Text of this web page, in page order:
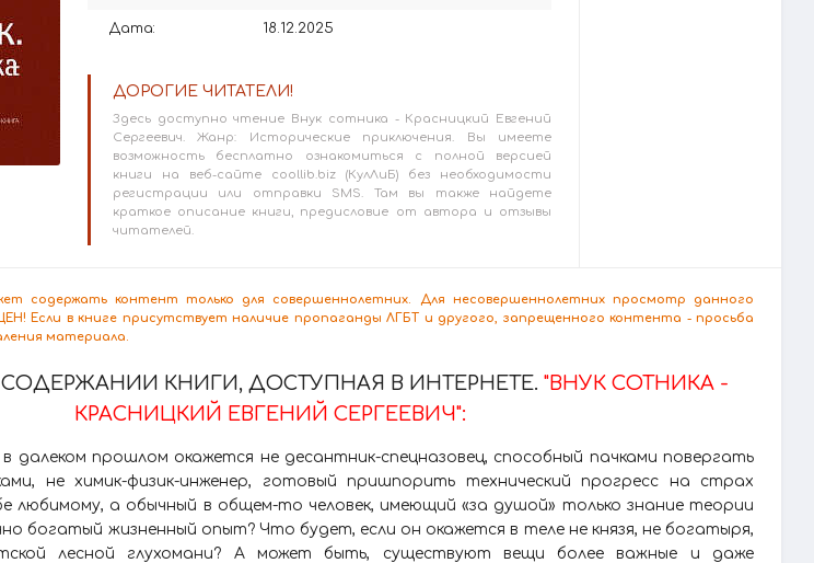
Дата: 18.12.2025
ДОРОГИЕ ЧИТАТЕЛИ!
Здесь доступно чтение Внук сотника - Красницкий Евгений
Сергеевич. Жанр: Исторические приключения. Вы имеете
возможность бесплатно ознакомиться с полной версией
книги на веб-сайте coollib.biz (КулЛиБ) без необходимости
регистрации или отправки SMS. Там вы также найдете
краткое описание книги, предисловие от автора и отзывы
читателей.
содержать контент только для совершеннолетних. Для несовершеннолетних просмотр данного
Если в книге присутствует наличие пропаганды ЛГБТ и другого, запрещенного контента - просьба
материала.
КНИГИ, ДОСТУПНАЯ В ИНТЕРНЕТЕ. "ВНУК СОТНИКА -
КРАСНИЦКИЙ ЕВГЕНИЙ СЕРГЕЕВИЧ":
далеком прошлом окажется не десантник-спецназовец, способный пачками повергать
не химик-физик-инженер, готовый пришпорить технический прогресс на страх
любимому, а обычный в общем-то человек, имеющий «за душой» только знание теории
богатый жизненный опыт? Что будет, если он окажется в теле не князя, не богатыря,
лесной глухомани? А может быть, существуют вещи более важные и даже